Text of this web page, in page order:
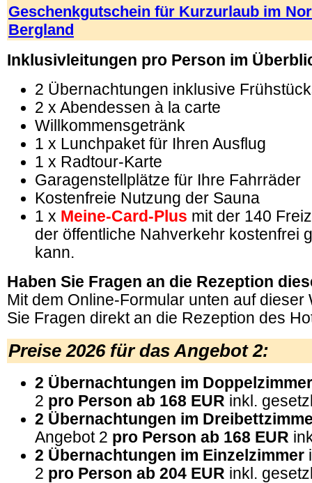
Geschenkgutschein für Kurzurlaub im
Bergland
Inklusivleitungen pro Person im
2 Übernachtungen inklusive
2 x Abendessen à la carte
Willkommensgetränk
1 x Lunchpaket für Ihren Ausflug
1 x Radtour-Karte
Garagenstellplätze für Ihre Fahrräder
Kostenfreie Nutzung der Sauna
1 x Meine-Card-Plus mit der 140
der öffentliche Nahverkehr kostenfrei
kann.
Haben Sie Fragen an die Rezeption
Mit dem Online-Formular unten auf dieser
Sie Fragen direkt an die Rezeption des
Preise 2026 für dasAngebot 2:
2 Übernachtungen im
2 pro Person ab 168 EUR inkl.
2 Übernachtungen im
Angebot 2 pro Person ab 168 EUR
2 Übernachtungen im Einzelzimmer
2 pro Person ab 204 EUR inkl.